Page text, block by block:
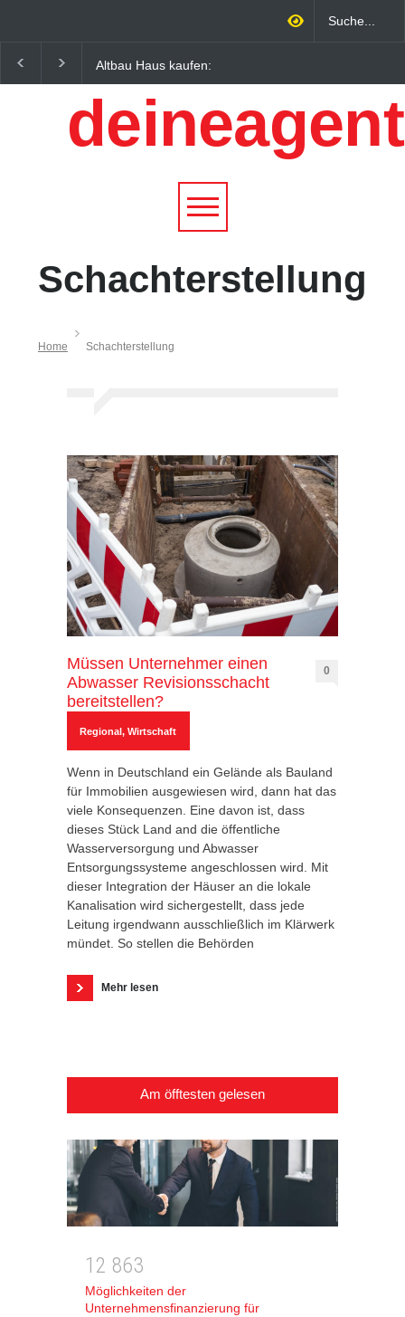
Altbau Haus kaufen:
Unterschiede zwischen
Süddeutschland und
Österreich einfach erklärt
Wirtschaftsfaktor: Wie
Qualitätstourismus
profitieren
Schachterstellung
Home Schachterstellung
Müssen Unternehmer einen
Abwasser Revisionsschacht
bereitstellen?
0
Regional, Wirtschaft
Wenn in Deutschland ein Gelände als Bauland
für Immobilien ausgewiesen wird, dann hat das
viele Konsequenzen. Eine davon ist, dass
dieses Stück Land and die öffentliche
Wasserversorgung und Abwasser
Entsorgungssysteme angeschlossen wird. Mit
dieser Integration der Häuser an die lokale
Kanalisation wird sichergestellt, dass jede
Leitung irgendwann ausschließlich im Klärwerk
mündet. So stellen die Behörden
Mehr lesen
Am öfftesten gelesen
1 2 863
Möglichkeiten der
Unternehmensfinanzierung für